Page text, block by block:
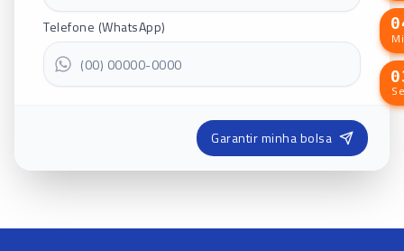
Telefone (WhatsApp)
Garantir minha bolsa